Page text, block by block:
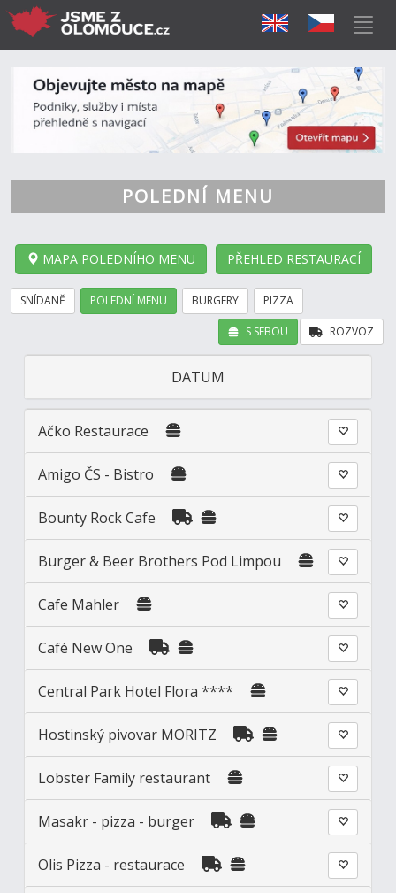
POLEDNÍ MENU
MAPA POLEDNÍHO MENU PŘEHLED RESTAURACÍ
SNÍDANĚ POLEDNÍ MENU BURGERY PIZZA
ROZVOZ
S SEBOU
DATUM
Ačko Restaurace
Amigo ČS - Bistro
Bounty Rock Cafe
Burger & Beer Brothers Pod Limpou
Cafe Mahler
Café New One
Central Park Hotel Flora ****
Hostinský pivovar MORITZ
Lobster Family restaurant
Masakr - pizza - burger
Olis Pizza - restaurace